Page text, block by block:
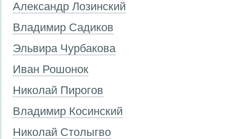
Александр Лозинский
Владимир Садиков
Эльвира Чурбакова
Иван Рошонок
Николай Пирогов
Владимир Косинский
Николай Столыгво